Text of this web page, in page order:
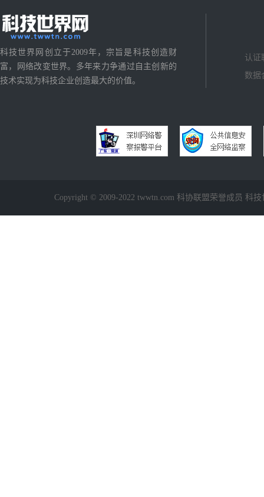
科技世界网创立于2009年，宗旨是科技创造财
富，网络改变世界。多年来力争通过自主创新的
技术实现为科技企业创造最大的价值。
认证
数据
Copyright © 2009-2022 twwtn.com 科协联盟荣誉成员 科